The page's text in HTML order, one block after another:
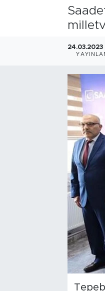
24.03.2023
Teknoloji
Son Dakika